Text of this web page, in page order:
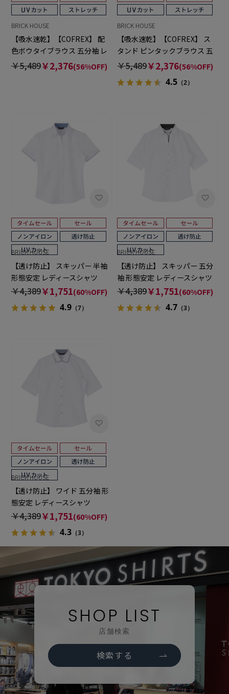
BRICK HOUSE
【吸水速乾】【COFREX】 配
色ボウタイブラウス 五分袖 レ
ディースデザインシャツ
￥5,489￥2,376(56%OFF)
BRICK HOUSE
【吸水速乾】【COFREX】 ス
タンド ピンタックブラウス 五
分袖 レディースデザインシャ
￥5,489￥2,376(56%OFF)
4.5 （2）
BRICK HOUSE
【透け防止】 スキッパー 半袖
形態安定 レディースシャツ
￥4,389￥1,751(60%OFF)
4.9（7）
BRICK HOUSE
【透け防止】 スキッパー 五分
袖 形態安定 レディースシャツ
￥4,389￥1,751(60%OFF)
4.7 （3）
BRICK HOUSE
【透け防止】 ワイド 五分袖 形
態安定 レディースシャツ
￥4,389￥1,751(60%OFF)
4.3（3）
SHOP LIST
店舗検索
検索する